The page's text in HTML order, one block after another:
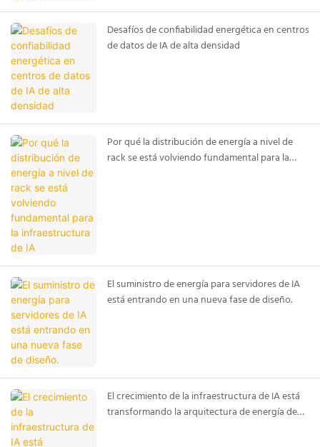
Desafíos de confiabilidad energética en centros
de datos de IA de alta densidad
Por qué la distribución de energía a nivel de
rack se está volviendo fundamental para la
El suministro de energía para servidores de IA
está entrando en una nueva fase de diseño.
El crecimiento de la infraestructura de IA está
transformando la arquitectura de energía de